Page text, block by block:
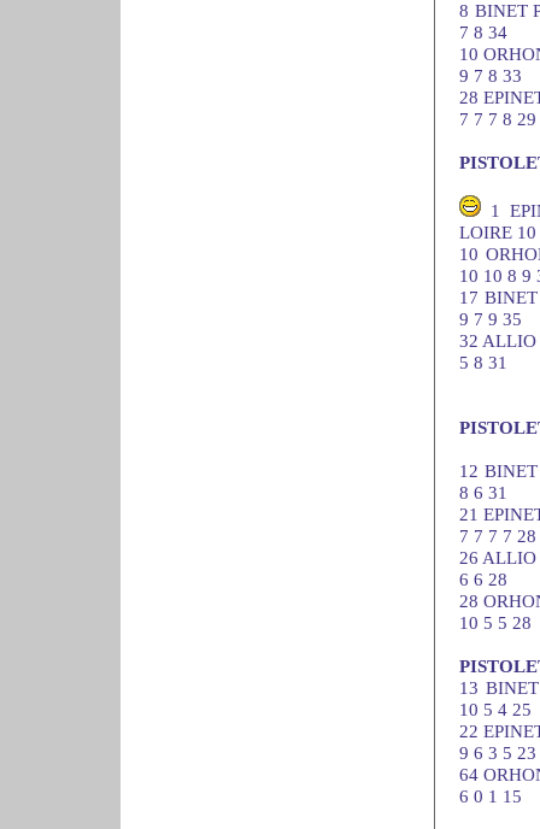
8 BINET
7 8 34
10
9 7 8 33
28
7 7 7 8 29
1
LOIRE
10
10 10 8 9
17
9 7 9 35
32 ALLIO
5 8 31
12
8 6 31
21
7 7 7 7 28
26 ALLIO
6 6 28
28
10 5 5 28
13
10 5 4 25
22
9 6 3 5 23
64
6 0 1 15